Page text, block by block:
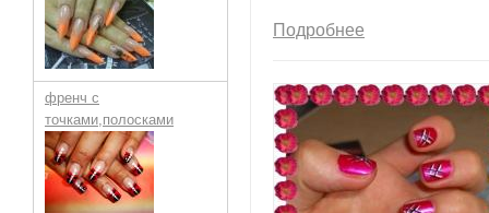
френч с
точками,полосками
Подробнее